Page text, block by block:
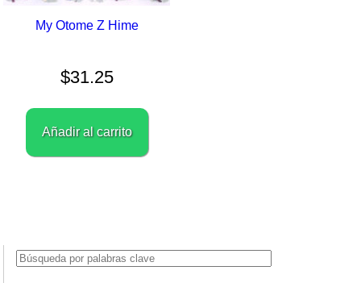
My Otome Z Hime
$31.25
Añadir al carrito